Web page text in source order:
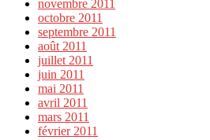
novembre 2011
octobre 2011
septembre 2011
août 2011
juillet 2011
juin 2011
mai 2011
avril 2011
mars 2011
février 2011